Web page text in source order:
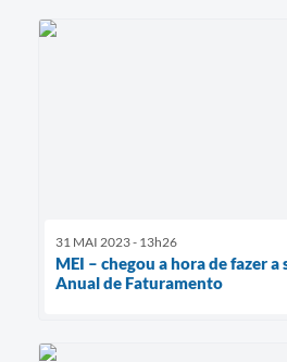
31 MAI 2023 - 13h26
MEI – chegou a hora de fazer a
Anual de Faturamento